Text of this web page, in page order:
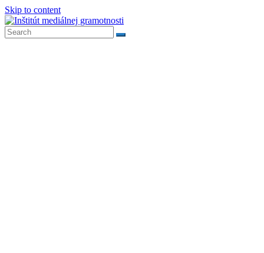
Skip to content